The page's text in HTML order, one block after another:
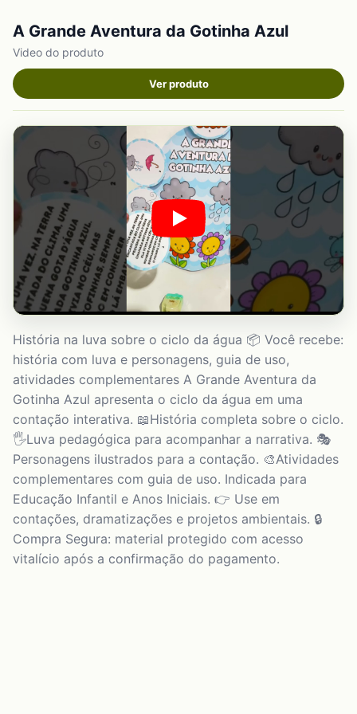
A Grande Aventura da Gotinha Azul
Video do produto
Ver produto
História na luva sobre o ciclo da água 📦 Você recebe:
história com luva e personagens, guia de uso,
atividades complementares A Grande Aventura da
Gotinha Azul apresenta o ciclo da água em uma
contação interativa. 📖História completa sobre o ciclo.
🖐️Luva pedagógica para acompanhar a narrativa. 🎭
Personagens ilustrados para a contação. 🎨Atividades
complementares com guia de uso. Indicada para
Educação Infantil e Anos Iniciais. 👉 Use em
contações, dramatizações e projetos ambientais. 🔒
Compra Segura: material protegido com acesso
vitalício após a confirmação do pagamento.